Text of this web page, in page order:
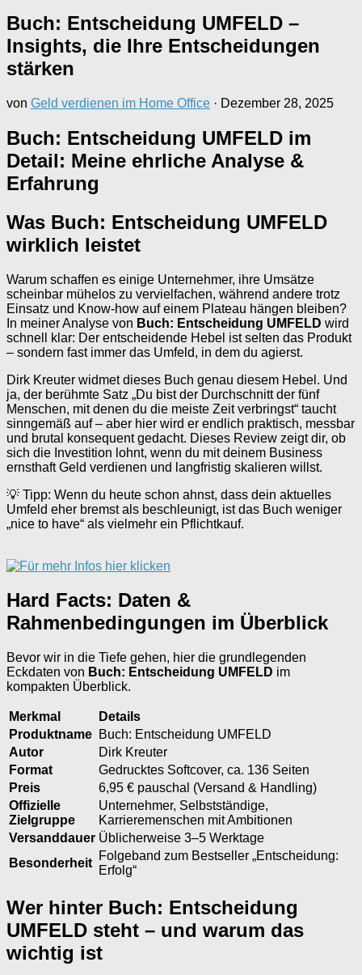
Buch: Entscheidung UMFELD –
Insights, die Ihre Entscheidungen
stärken
von Geld verdienen im Home Office · Dezember 28, 2025
Buch: Entscheidung UMFELD im
Detail: Meine ehrliche Analyse &
Erfahrung
Was Buch: Entscheidung UMFELD
wirklich leistet
Warum schaffen es einige Unternehmer, ihre Umsätze
scheinbar mühelos zu vervielfachen, während andere trotz
Einsatz und Know-how auf einem Plateau hängen bleiben?
In meiner Analyse von Buch: Entscheidung UMFELD wird
schnell klar: Der entscheidende Hebel ist selten das Produkt
– sondern fast immer das Umfeld, in dem du agierst.
Dirk Kreuter widmet dieses Buch genau diesem Hebel. Und
ja, der berühmte Satz „Du bist der Durchschnitt der fünf
Menschen, mit denen du die meiste Zeit verbringst“ taucht
sinngemäß auf – aber hier wird er endlich praktisch, messbar
und brutal konsequent gedacht. Dieses Review zeigt dir, ob
sich die Investition lohnt, wenn du mit deinem Business
ernsthaft Geld verdienen und langfristig skalieren willst.
💡 Tipp: Wenn du heute schon ahnst, dass dein aktuelles
Umfeld eher bremst als beschleunigt, ist das Buch weniger
„nice to have“ als vielmehr ein Pflichtkauf.
Hard Facts: Daten &
Rahmenbedingungen im Überblick
Bevor wir in die Tiefe gehen, hier die grundlegenden
Eckdaten von Buch: Entscheidung UMFELD im
kompakten Überblick.
Merkmal
Details
Produktname Buch: Entscheidung UMFELD
Autor
Dirk Kreuter
Format
Gedrucktes Softcover, ca. 136 Seiten
Preis
6,95 € pauschal (Versand & Handling)
Offizielle
Zielgruppe
Unternehmer, Selbstständige,
Karrieremenschen mit Ambitionen
Versanddauer Üblicherweise 3–5 Werktage
Besonderheit
Folgeband zum Bestseller „Entscheidung:
Erfolg“
Wer hinter Buch: Entscheidung
UMFELD steht – und warum das
wichtig ist